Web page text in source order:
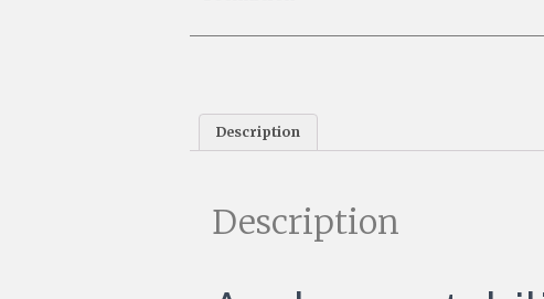
Description
Description